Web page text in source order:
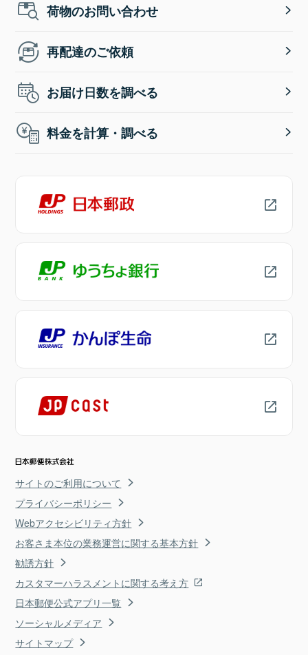
荷物のお問い合わせ
再配達のご依頼
お届け日数を調べる
料金を計算・調べる
サイトのご利用について
プライバシーポリシー
Webアクセシビリティ方針
お客さま本位の業務運営に関する基本方針
勧誘方針
カスタマーハラスメントに関する考え方
日本郵便公式アプリ一覧
ソーシャルメディア
サイトマップ